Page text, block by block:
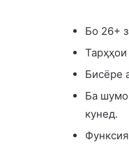
Бо 26+
Тарҳҳои
Бисёре
Ба шумо
кунед.